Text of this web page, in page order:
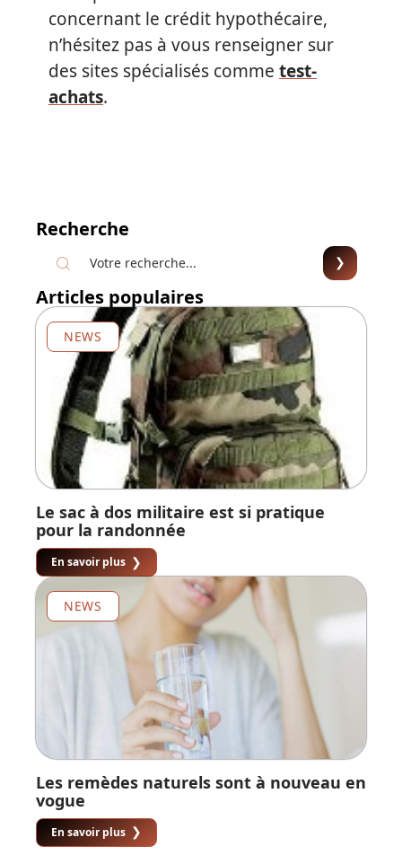
concernant le crédit hypothécaire,
n’hésitez pas à vous renseigner sur
des sites spécialisés comme test-
achats.
Recherche
Articles populaires
NEWS
Le sac à dos militaire est si pratique
pour la randonnée
En savoir plus
NEWS
Les remèdes naturels sont à nouveau en
vogue
En savoir plus